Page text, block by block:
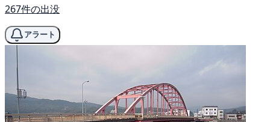
267件の出没
アラート